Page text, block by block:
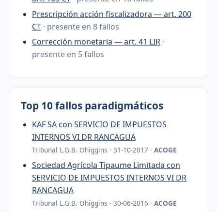
Prescripción acción fiscalizadora — art. 200
CT · presente en 8 fallos
Corrección monetaria — art. 41 LIR ·
presente en 5 fallos
Top 10 fallos paradigmáticos
KAF SA con SERVICIO DE IMPUESTOS
INTERNOS VI DR RANCAGUA
Tribunal L.G.B. Ohiggins · 31-10-2017 · ACOGE
Sociedad Agrícola Tipaume Limitada con
SERVICIO DE IMPUESTOS INTERNOS VI DR
RANCAGUA
Tribunal L.G.B. Ohiggins · 30-06-2016 · ACOGE